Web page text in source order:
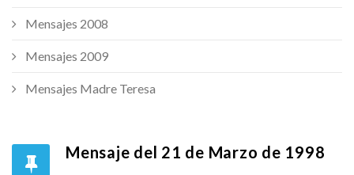
Mensajes 2008
Mensajes 2009
Mensajes Madre Teresa
Mensaje del 21 de Marzo de 1998